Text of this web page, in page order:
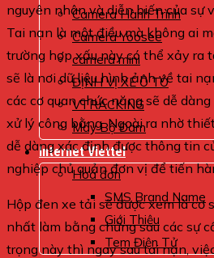
Camera Hành Trình
Camera Yoosee
camera mini
ĐỊNH VỊ XE Ô TÔ
VTRACKING
Máy Bộ Đàm
Internet Viettel
Hoá đơn
SMS Brand Name
Giới Thiệu
Tem Điện Tử
nguyên nhân và diễn biến của sự
Tai nạn là một điều mà không ai
trường hợp xấu này có thể xảy ra
sẽ là nơi dữ liệu hình ảnh về tai
các cơ quan chức năng sẽ dễ
xử lý công bằng. Ngoài ra nhờ
dễ dàng xác định được thông tin
nghiệp chủ quản đơn vị để tiến
Hộp đen xe tải sẽ được xem là cơ
nhất làm bằng chứng sau các sự
trọng này thì ngay sau tai nạn,